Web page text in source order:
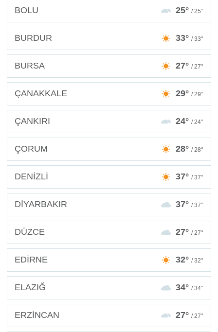
BOLU 25° / 25°
BURDUR 33° / 33°
BURSA 27° / 27°
ÇANAKKALE 29° / 29°
ÇANKIRI 24° / 24°
ÇORUM 28° / 28°
DENİZLİ 37° / 37°
DİYARBAKIR 37° / 37°
DÜZCE 27° / 27°
EDİRNE 32° / 32°
ELAZIĞ 34° / 34°
ERZİNCAN 27° / 27°